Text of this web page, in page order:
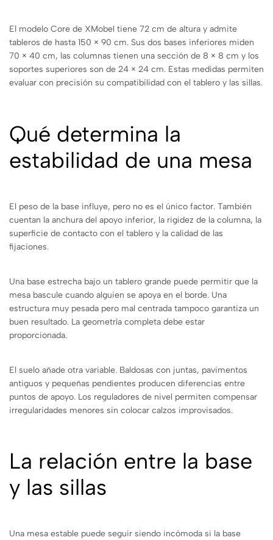
El modelo Core de XMobel tiene 72 cm de altura y admite
tableros de hasta 150 × 90 cm. Sus dos bases inferiores miden
70 × 40 cm, las columnas tienen una sección de 8 × 8 cm y los
soportes superiores son de 24 × 24 cm. Estas medidas permiten
evaluar con precisión su compatibilidad con el tablero y las sillas.
Qué determina la
estabilidad de una mesa
El peso de la base influye, pero no es el único factor. También
cuentan la anchura del apoyo inferior, la rigidez de la columna, la
superficie de contacto con el tablero y la calidad de las
fijaciones.
Una base estrecha bajo un tablero grande puede permitir que la
mesa bascule cuando alguien se apoya en el borde. Una
estructura muy pesada pero mal centrada tampoco garantiza un
buen resultado. La geometría completa debe estar
proporcionada.
El suelo añade otra variable. Baldosas con juntas, pavimentos
antiguos y pequeñas pendientes producen diferencias entre
puntos de apoyo. Los reguladores de nivel permiten compensar
irregularidades menores sin colocar calzos improvisados.
La relación entre la base
y las sillas
Una mesa estable puede seguir siendo incómoda si la base